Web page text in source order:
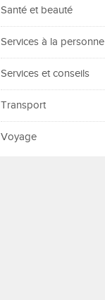
Santé et beauté
Services à la personne
Services et conseils
Transport
Voyage